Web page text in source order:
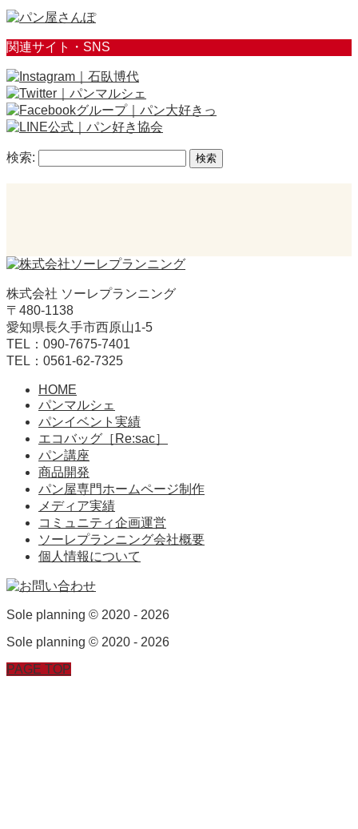
関連サイト・SNS
検索:
株式会社 ソーレプランニング
〒480-1138
愛知県長久手市西原山1-5
TEL：090-7675-7401
TEL：0561-62-7325
HOME
パンマルシェ
パンイベント実績
エコバッグ［Re:sac］
パン講座
商品開発
パン屋専門ホームページ制作
メディア実績
コミュニティ企画運営
ソーレプランニング会社概要
個人情報について
Sole planning © 2020 - 2026
Sole planning © 2020 - 2026
PAGE TOP